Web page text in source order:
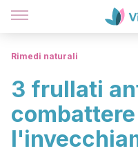
Rimedi naturali
3 frullati
combattere